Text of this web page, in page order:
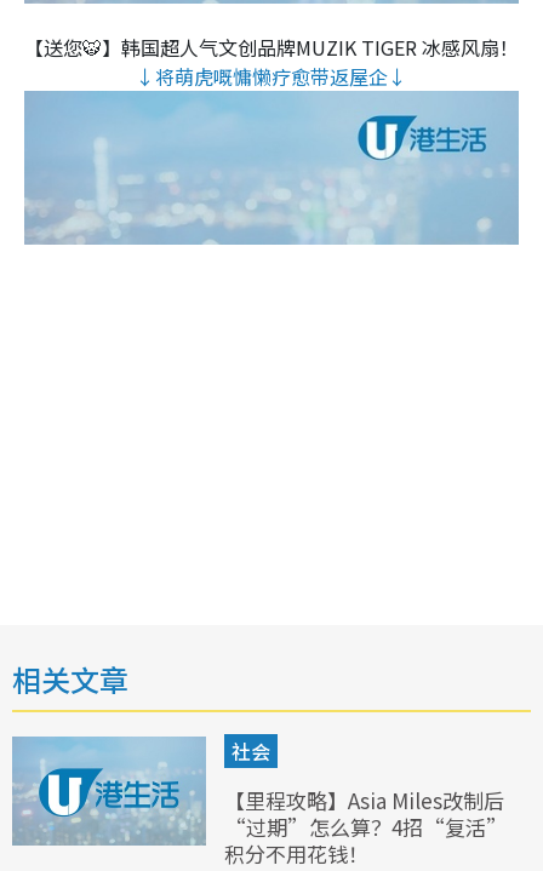
【送您🐯】韩国超人气文创品牌MUZIK TIGER 冰感风扇！
↓将萌虎嘅慵懒疗愈带返屋企↓
相关文章
社会
【里程攻略】Asia Miles改制后
“过期”怎么算？4招“复活”
积分不用花钱！